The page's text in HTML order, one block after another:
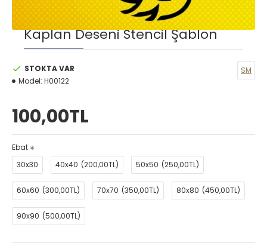
Kaplan Deseni Stencil Şablon
STOKTA VAR
Model: H00122
SM
100,00TL
Ebat
30x30
40x40 (200,00TL) 50x50 (250,00TL)
60x60 (300,00TL) 70x70 (350,00TL) 80x80 (450,00TL)
90x90 (500,00TL)